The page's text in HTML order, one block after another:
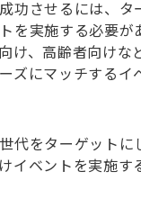
功させるには、タ
を実施する必要が
け、高齢者向けな
ズにマッチするイ
代をターゲットに
イベントを実施す